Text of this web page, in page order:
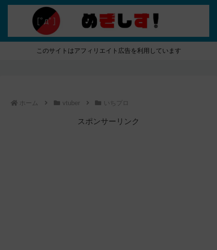
このサイトはアフィリエイト広告を利用しています
ホーム vtuber いちプロ
スポンサーリンク